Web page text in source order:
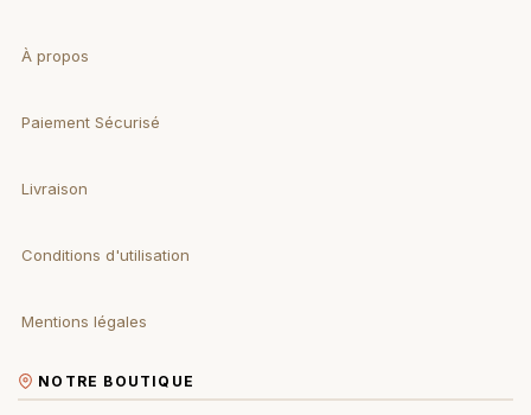
À propos
Paiement Sécurisé
Livraison
Conditions d'utilisation
Mentions légales
NOTRE BOUTIQUE